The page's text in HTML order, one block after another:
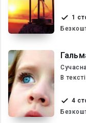
1
В
4